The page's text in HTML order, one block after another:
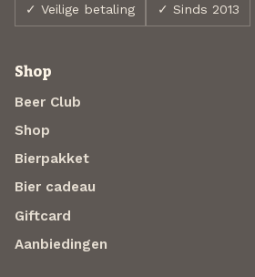
✓ Veilige betaling ✓ Sinds 2013
Shop
Beer Club
Shop
Bierpakket
Bier cadeau
Giftcard
Aanbiedingen